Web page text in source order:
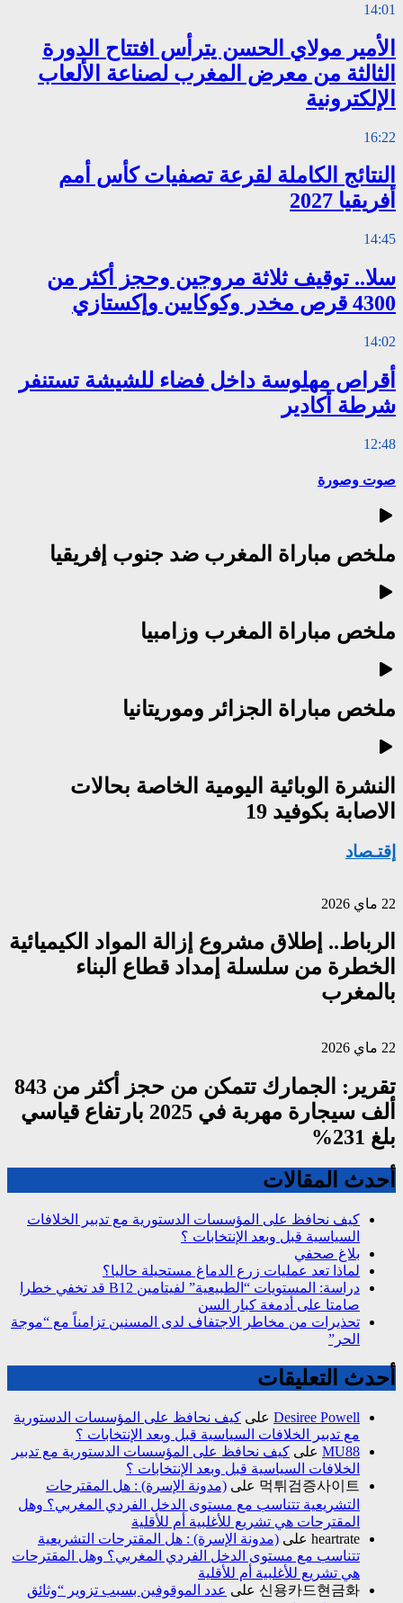
14:01
الأمير مولاي الحسن يترأس افتتاح الدورة
الثالثة من معرض المغرب لصناعة الألعاب
الإلكترونية
16:22
النتائج الكاملة لقرعة تصفيات كأس أمم
أفريقيا 2027
14:45
سلا.. توقيف ثلاثة مروجين وحجز أكثر من
4300 قرص مخدر وكوكايين وإكستازي
14:02
أقراص مهلوسة داخل فضاء للشيشة تستنفر
شرطة أكادير
12:48
صوت وصورة
ملخص مباراة المغرب ضد جنوب إفريقيا
ملخص مباراة المغرب وزامبيا
ملخص مباراة الجزائر وموريتانيا
النشرة الوبائية اليومية الخاصة بحالات
الاصابة بكوفيد 19
إقتـصاد
22 ماي 2026
الرباط.. إطلاق مشروع إزالة المواد الكيميائية
الخطرة من سلسلة إمداد قطاع البناء
بالمغرب
22 ماي 2026
تقرير: الجمارك تتمكن من حجز أكثر من 843
ألف سيجارة مهربة في 2025 بارتفاع قياسي
بلغ 231%
أحدث المقالات
كيف نحافظ على المؤسسات الدستورية مع تدبير الخلافات
السياسية قبل وبعد الإنتخابات ؟
بلاغ صحفي
لماذا تعد عمليات زرع الدماغ مستحيلة حاليا؟
دراسة: المستويات “الطبيعية” لفيتامين B12 قد تخفي خطرا
صامتا على أدمغة كبار السن
تحذيرات من مخاطر الاجتفاف لدى المسنين تزامناً مع “موجة
الحر”
أحدث التعليقات
Desiree Powell على كيف نحافظ على المؤسسات الدستورية
مع تدبير الخلافات السياسية قبل وبعد الإنتخابات ؟
MU88 على كيف نحافظ على المؤسسات الدستورية مع تدبير
الخلافات السياسية قبل وبعد الإنتخابات ؟
먹튀검증사이트 على (مدونة الإسرة) : هل المقترحات
التشريعية تتناسب مع مستوى الدخل الفردي المغربي؟ وهل
المقترحات هي تشريع للأغلبية أم للأقلية
heartrate على (مدونة الإسرة) : هل المقترحات التشريعية
تتناسب مع مستوى الدخل الفردي المغربي؟ وهل المقترحات
هي تشريع للأغلبية أم للأقلية
신용카드현금화 على عدد الموقوفين بسبب تزوير “وثائق